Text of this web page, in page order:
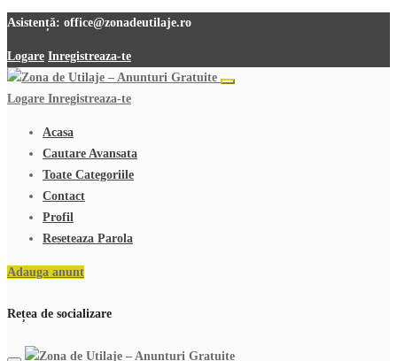
Asistență: office@zonadeutilaje.ro
Logare Inregistreaza-te
Logare Inregistreaza-te
Acasa
Cautare Avansata
Toate Categoriile
Contact
Profil
Reseteaza Parola
Adauga anunt
Rețea de socializare